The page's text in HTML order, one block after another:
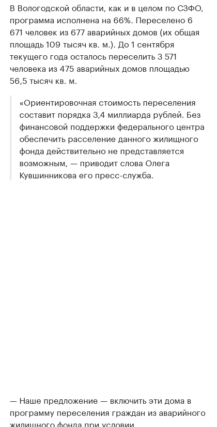
В Вологодской области, как и в целом по СЗФО,
программа исполнена на 66%. Переселено 6
671 человек из 677 аварийных домов (их общая
площадь 109 тысяч кв. м.). До 1 сентября
текущего года осталось переселить 3 571
человека из 475 аварийных домов площадью
56,5 тысяч кв. м.
«Ориентировочная стоимость переселения
составит порядка 3,4 миллиарда рублей. Без
финансовой поддержки федерального центра
обеспечить расселение данного жилищного
фонда действительно не представляется
возможным, — приводит слова Олега
Кувшинникова его пресс-служба.
— Наше предложение — включить эти дома в
программу переселения граждан из аварийного
жилищного фонда при условии